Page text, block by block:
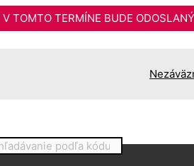
TOMTO TERMÍNE BUDE